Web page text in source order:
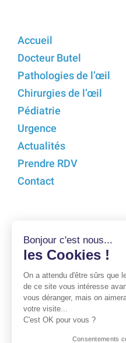
Accueil
Docteur Butel
Pathologies de l’œil
Chirurgies de l’œil
Pédiatrie
Urgence
Actualités
Prendre RDV
Contact
Bonjour c'est nous...
les Cookies !
On a attendu d'être sûrs que
de ce site vous intéresse
vous déranger, mais on
votre visite...
C'est OK pour vous ?
Consentements